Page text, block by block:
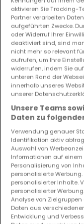
650.000 €
1 48 m²
Haus
Mondercange
1.495.000 €
5 211 m²
aktivieren Sie Tracking-
Partner verarbeiten
aufgeführten Zwecke.
oder Widerruf Ihrer
deaktiviert sind, sind
nicht mehr so relevant
aufrufen, um Ihre
widerrufen, indem Sie
unteren Rand der
innerhalb unseres
unserer
Unsere Teams
Daten zu
Verwendung genauer
Identifikation aktiv
Auswahl von
Informationen auf einem
Personalisierung von
personalisierte
personalisierter Inhalte.
personalisierter
Analyse von
Daten aus
Entwicklung und